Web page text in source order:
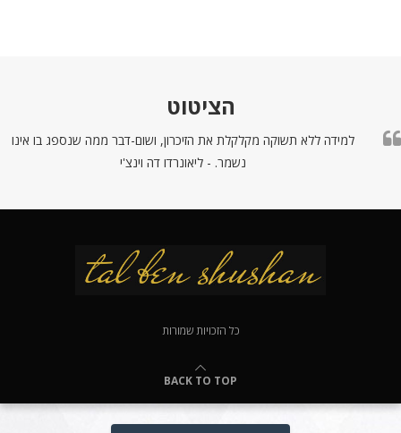
הציטוט
למידה ללא תשוקה מקלקלת את הזיכרון, ושום-דבר ממה שנספג בו אינו
נשמר. - ליאונרדו דה וינצ'י
כל הזכויות שמורות
BACK TO TOP